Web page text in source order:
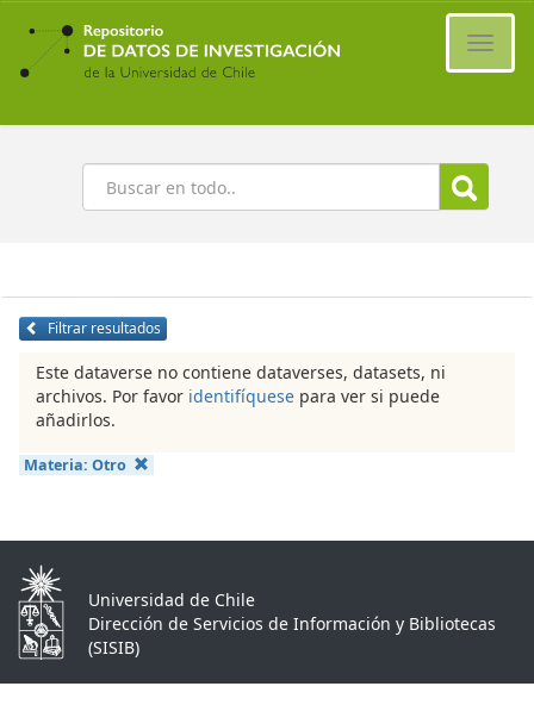
Ir
contenido
principal
Buscar
Filtrar resultados
Este dataverse no contiene dataverses, datasets, ni
archivos. Por favor identifíquese para ver si puede
añadirlos.
Materia: Otro
Universidad de Chile
Dirección de Servicios de Información y Bibliotecas
(SISIB)